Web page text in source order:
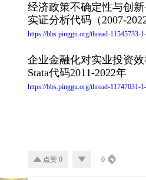
经济政策不确定性与创
实证分析代码（2007-2022
https://bbs.pinggu.org/thread-11545733-
企业金融化对实业投资
Stata代码2011-2022年
https://bbs.pinggu.org/thread-11747031-
点赞 0 0